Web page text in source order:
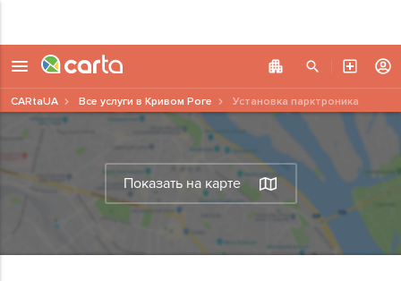
Показать на карте
CARtaUA Все услуги в Кривом Роге Установка парктроника